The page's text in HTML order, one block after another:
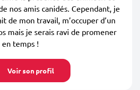
nos amis canidés. Cependant, je
de mon travail, m’occuper d’un
mais je serais ravi de promener
temps !
Voir son profil